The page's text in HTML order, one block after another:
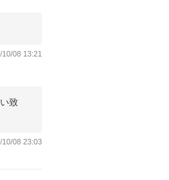
10/08 13:21
致
10/08 23:03